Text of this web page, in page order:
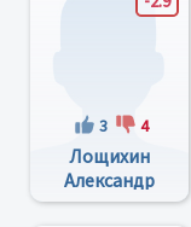
3 4
Лощихин
Александр
Николаевич